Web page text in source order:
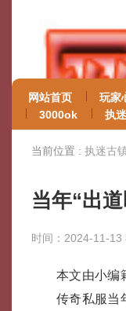
网站首页 玩家
3000ok
执
当前位置 : 执迷古
当年“出
时间：2024-11-13
本文由小编
传奇私服当